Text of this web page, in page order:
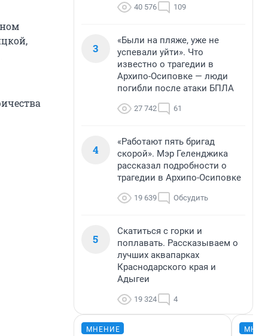
40 576 109
3
«Были на пляже, уже не
успевали уйти». Что
известно о трагедии в
Архипо-Осиповке — люди
погибли после атаки БПЛА
27 742 61
4
«Работают пять бригад
скорой». Мэр Геленджика
рассказал подробности о
трагедии в Архипо-Осиповке
19 639 Обсудить
5
Скатиться с горки и
поплавать. Рассказываем о
лучших аквапарках
Краснодарского края и
Адыгеи
19 324 4
МНЕНИЕ